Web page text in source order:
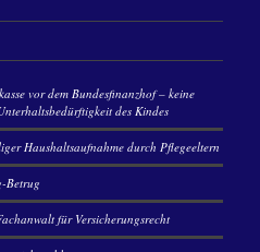
vor dem Bundesfinanzhof – keine
des Kindes
Haushaltsaufnahme durch Pflegeeltern
Betrug
für Versicherungsrecht